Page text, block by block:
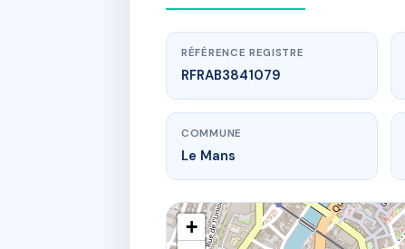
RÉFÉRENCE REGISTRE
RFRAB3841079
COMMUNE
Le Mans
+